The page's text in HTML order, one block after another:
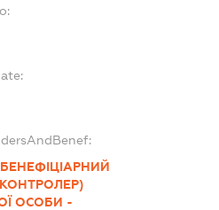
ОСОБИ -